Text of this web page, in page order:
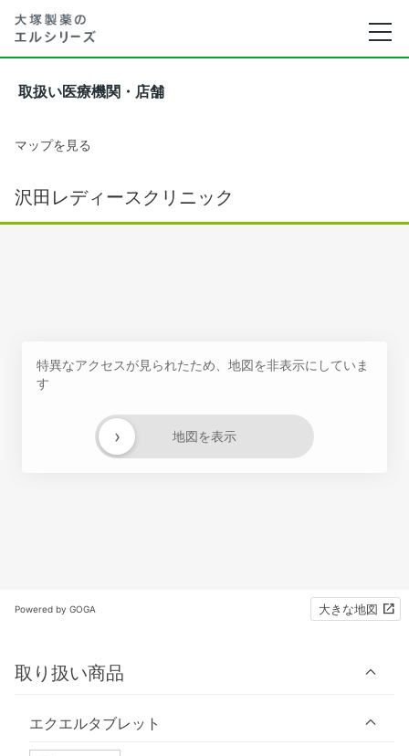
取扱い医療機関・店舗
マップを見る
沢田レディースクリニック
特異なアクセスが見られたため、地図を非表示にしていま
す
地図を表示
›
Powered by GOGA 大きな地図
取り扱い商品
エクエルタブレット